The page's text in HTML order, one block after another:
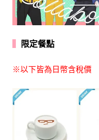
限定餐點
※以下皆為日幣含稅價